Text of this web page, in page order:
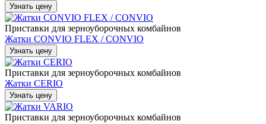
Узнать цену
Приставки для зерноуборочных комбайнов
Жатки CONVIO FLEX / CONVIO
Узнать цену
Приставки для зерноуборочных комбайнов
Жатки CERIO
Узнать цену
Приставки для зерноуборочных комбайнов